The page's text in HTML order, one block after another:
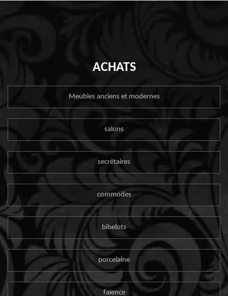
ACHATS
Meubles anciens et modernes
salons
secrétaires
commodes
bibelots
porcelaine
faïence